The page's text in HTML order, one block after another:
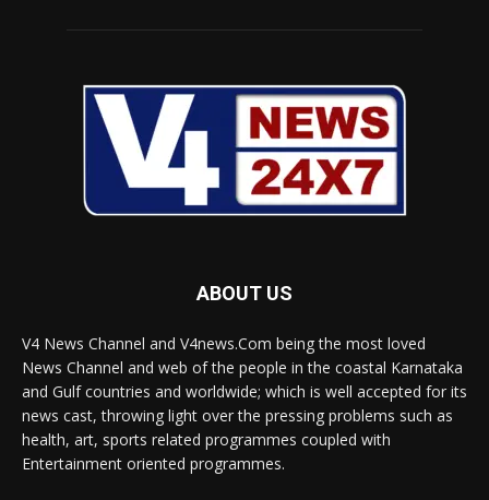
ABOUT US
V4 News Channel and V4news.Com being the most loved
News Channel and web of the people in the coastal Karnataka
and Gulf countries and worldwide; which is well accepted for its
news cast, throwing light over the pressing problems such as
health, art, sports related programmes coupled with
Entertainment oriented programmes.